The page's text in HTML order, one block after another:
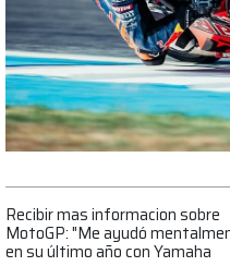
Recibir mas informacion sobre
MotoGP: "Me ayudó
en su último año con Yamaha